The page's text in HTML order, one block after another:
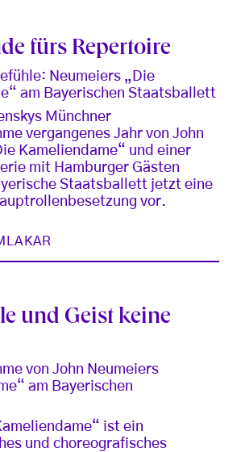
fürs Repertoire
Neumeiers „Die
am Bayerischen Staatsballett
Münchner
vergangenes Jahr von John
Kameliendame“ und einer
mit Hamburger Gästen
Staatsballett jetzt eine
vor.
und Geist keine
von John Neumeiers
am Bayerischen
ist ein
und choreografisches